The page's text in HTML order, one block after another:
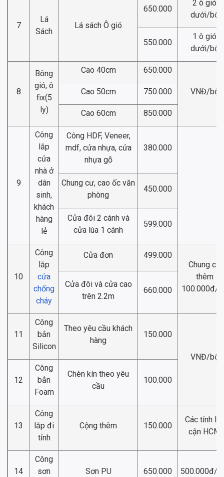
7
Lá
Sách
Lá sách Ô gió
650.000
2 ô gió
dưới/bộ
550.000
1 ô gió
dưới/bộ
8
Bông
gió, ô
fix(5
ly)
Cao 40cm 650.000
VNĐ/bộ
Cao 50cm 750.000
Cao 60cm 850.000
9
Công
lắp
cửa
nhà ở
dân
sinh,
khách
hàng
lẻ
Công HDF, Veneer,
mdf, cửa nhựa, cửa
nhựa gỗ
380.000
Chung cư, cao ốc văn
phòng
450.000
Cửa đôi 2 cánh và
cửa lùa 1 cánh
599.000
10
Công
lắp
cửa
chống
cháy
Cửa đơn
499.000
Chung cư
thêm
100.000đ/
Cửa đôi và cửa cao
trên 2.2m
660.000
11
Công
bắn
Silicon
Theo yêu cầu khách
hàng
150.000
VNĐ/bộ
12
Công
bắn
Foam
Chèn kín theo yêu
cầu
100.000
13
Công
lắp đi
tỉnh
Cộng thêm 150.000
Các tỉnh lân
cận HCM
14
Công
sơn
Sơn PU 650.000 500.000đ/